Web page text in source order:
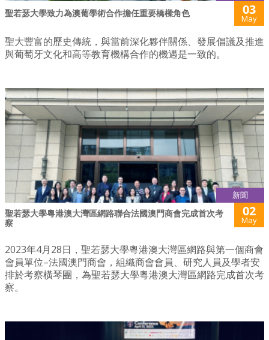
聖若瑟大學致力為澳葡學術合作擔任重要橋樑角色 03
May
聖大豐富的歷史傳統，與當前深化夥伴關係、發展倡議及推進
與葡萄牙文化和高等教育機構合作的機遇是一致的。
新聞
聖若瑟大學粵港澳大灣區網路聯合法國澳門商會完成首次考
察
02
May
2023年4月28日，聖若瑟大學粵港澳大灣區網路與第一個商會
會員單位–法國澳門商會，組織商會會員、研究人員及學者安
排於考察橫琴團，為聖若瑟大學粵港澳大灣區網路完成首次考
察。